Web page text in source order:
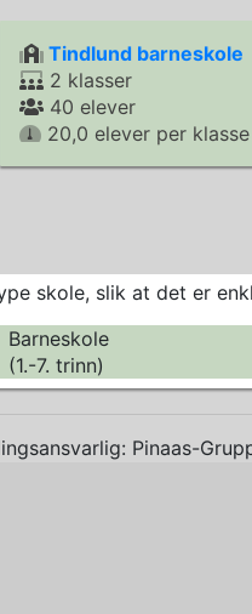
Tindlund barneskole
2 klasser
40 elever
20,0 elever per klasse
skole, slik at det er
Barneskole
(1.-7. trinn)
Pinaas-